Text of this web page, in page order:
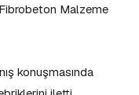
Malzeme
konuşmasında